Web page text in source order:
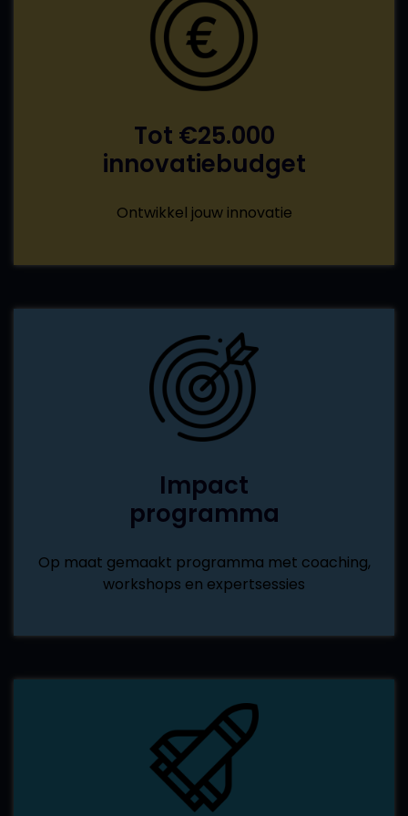
Tot €25.000
innovatiebudget
Ontwikkel jouw innovatie
Impact
programma
Op maat gemaakt programma met coaching,
workshops en expertsessies